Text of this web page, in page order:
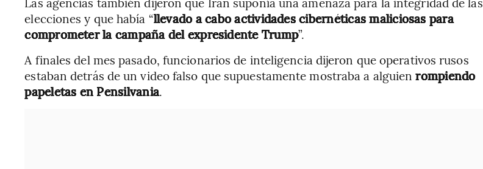
elecciones y que había “llevado a cabo actividades cibernéticas maliciosas para
comprometer la campaña del expresidente Trump”.
A finales del mes pasado, funcionarios de inteligencia dijeron que operativos rusos
estaban detrás de un video falso que supuestamente mostraba a alguien rompiendo
papeletas en Pensilvania.